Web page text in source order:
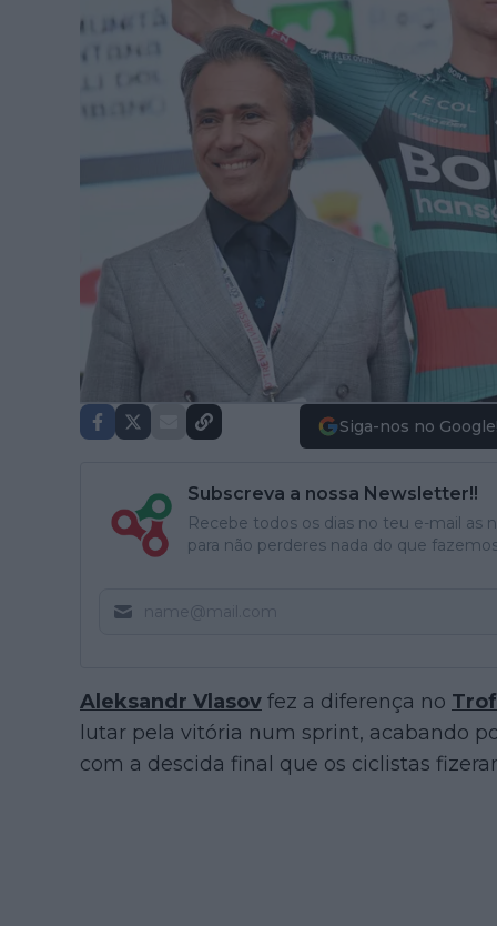
Siga-nos no Google!
Subscreva a nossa Newsletter!!
Recebe todos os dias no teu e-mail as
para não perderes nada do que
Aleksandr Vlasov fez a diferença no
lutar pela vitória num sprint, acabando
com a descida final que os ciclistas